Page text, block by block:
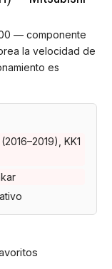
— componente
la velocidad de
es
KK1